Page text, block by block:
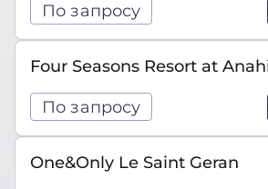
По запросу
Four Seasons Resort at
По запросу
One&Only Le Saint Geran